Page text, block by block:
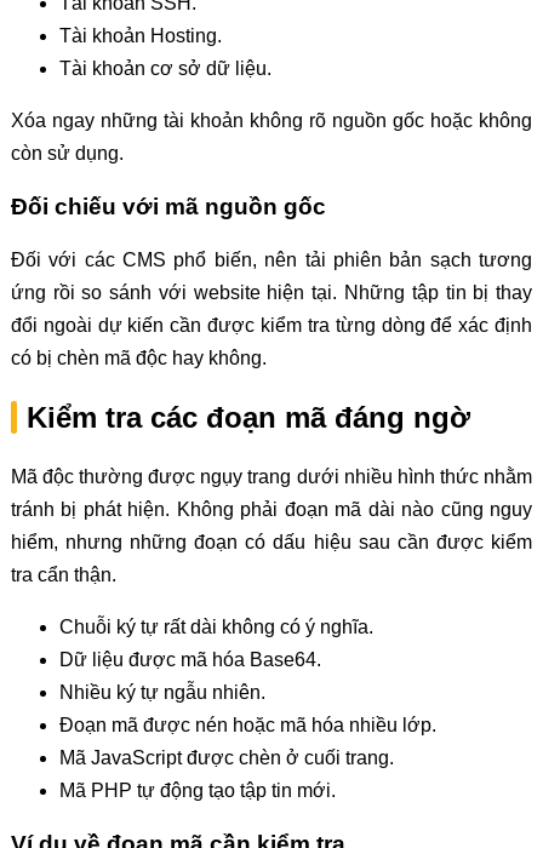
Tài khoản Hosting.
Tài khoản cơ sở dữ liệu.
Xóa ngay những tài khoản không rõ nguồn gốc hoặc không
còn sử dụng.
Đối chiếu với mã nguồn gốc
Đối với các CMS phổ biến, nên tải phiên bản sạch tương
ứng rồi so sánh với website hiện tại. Những tập tin bị thay
đổi ngoài dự kiến cần được kiểm tra từng dòng để xác định
có bị chèn mã độc hay không.
Kiểm tra các đoạn mã đáng ngờ
Mã độc thường được ngụy trang dưới nhiều hình thức nhằm
tránh bị phát hiện. Không phải đoạn mã dài nào cũng nguy
hiểm, nhưng những đoạn có dấu hiệu sau cần được kiểm
tra cẩn thận.
Chuỗi ký tự rất dài không có ý nghĩa.
Dữ liệu được mã hóa Base64.
Nhiều ký tự ngẫu nhiên.
Đoạn mã được nén hoặc mã hóa nhiều lớp.
Mã JavaScript được chèn ở cuối trang.
Mã PHP tự động tạo tập tin mới.